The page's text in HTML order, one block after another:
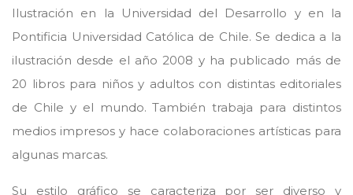
Ilustración en la Universidad del Desarrollo y en la
Pontificia Universidad Católica de Chile. Se dedica a la
ilustración desde el año 2008 y ha publicado más de
20 libros para niños y adultos con distintas editoriales
de Chile y el mundo. También trabaja para distintos
medios impresos y hace colaboraciones artísticas para
algunas marcas.
​Su estilo gráfico se caracteriza por ser diverso y